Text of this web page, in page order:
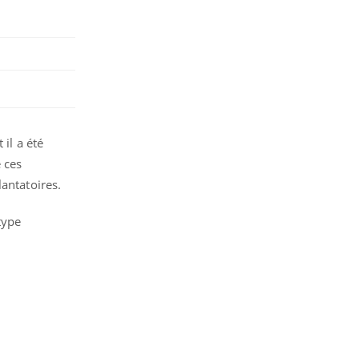
il a été